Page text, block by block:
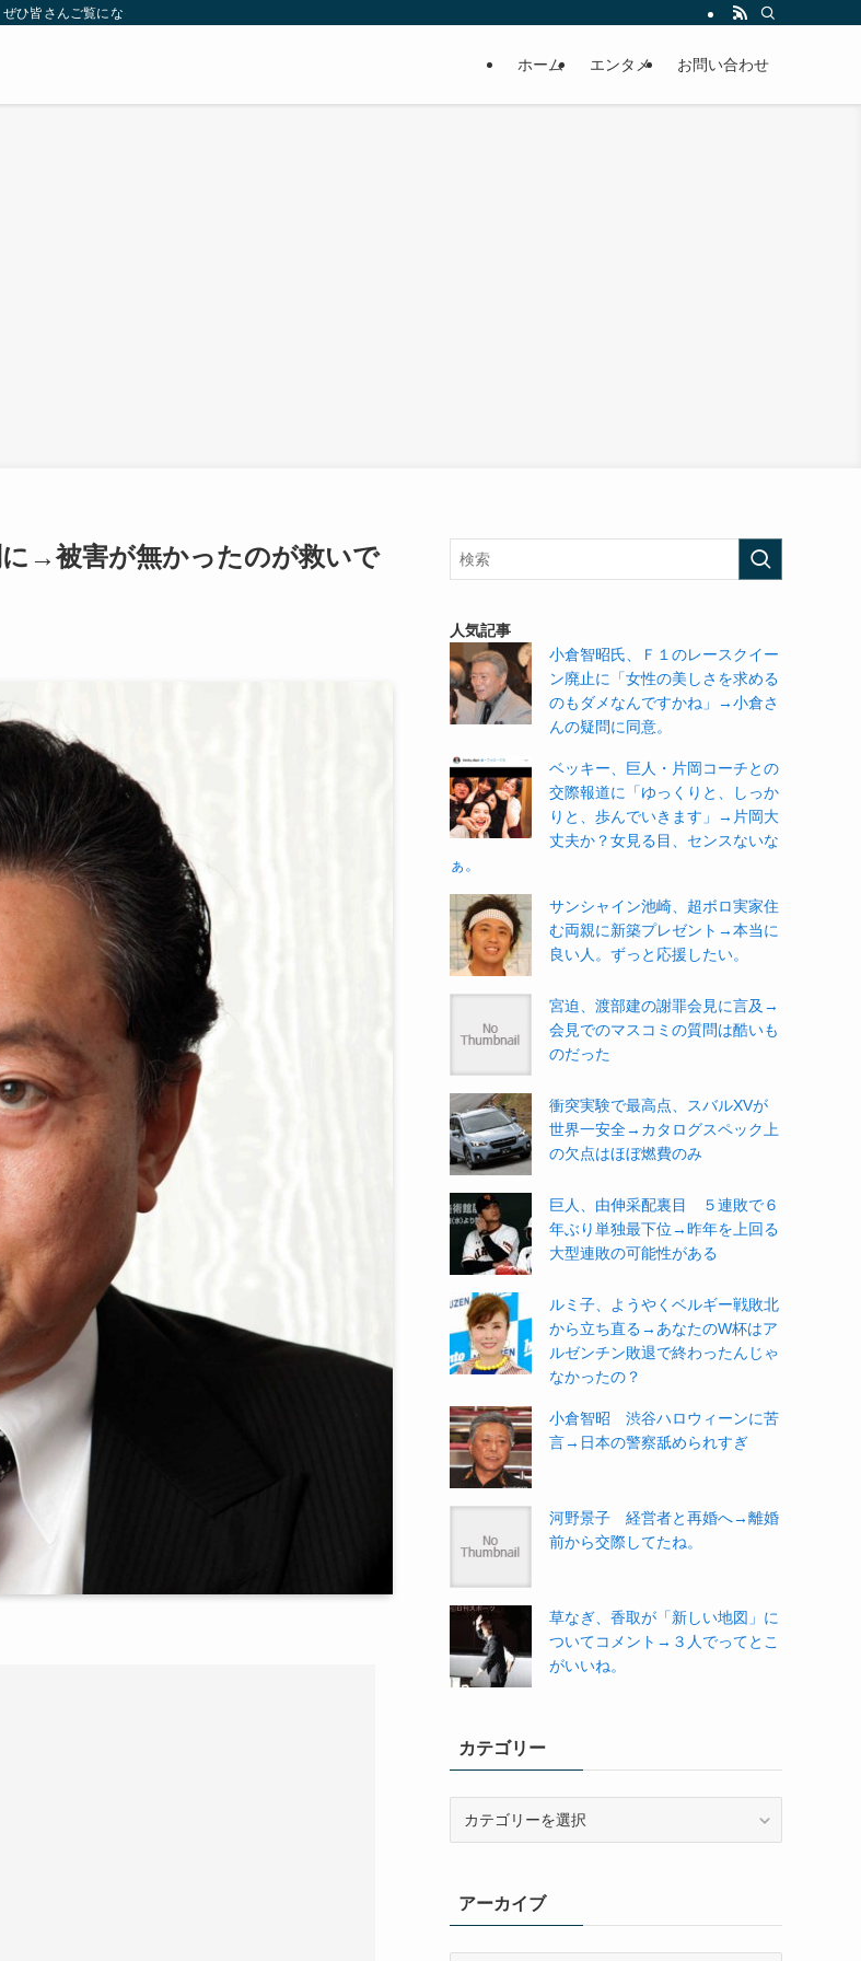
ひ皆さんご覧になっていってください。
ホーム エンタメ お問い合わせ
→被害が無かったのが救いで
人気記事
小倉智昭氏、Ｆ１のレースクイー
ン廃止に「女性の美しさを求める
のもダメなんですかね」→小倉さ
んの疑問に同意。
ベッキー、巨人・片岡コーチとの
交際報道に「ゆっくりと、しっか
りと、歩んでいきます」→片岡大
丈夫か？女見る目、センスないな
ぁ。
サンシャイン池崎、超ボロ実家住
む両親に新築プレゼント→本当に
良い人。ずっと応援したい。
宮迫、渡部建の謝罪会見に言及→
会見でのマスコミの質問は酷いも
のだった
衝突実験で最高点、スバルXVが
世界一安全→カタログスペック上
の欠点はほぼ燃費のみ
巨人、由伸采配裏目 ５連敗で６
年ぶり単独最下位→昨年を上回る
大型連敗の可能性がある
ルミ子、ようやくベルギー戦敗北
から立ち直る→あなたのW杯はア
ルゼンチン敗退で終わったんじゃ
なかったの？
小倉智昭 渋谷ハロウィーンに苦
言→日本の警察舐められすぎ
河野景子 経営者と再婚へ→離婚
前から交際してたね。
草なぎ、香取が「新しい地図」に
ついてコメント→３人でってとこ
がいいね。
カテゴリー
ーアーカイブ